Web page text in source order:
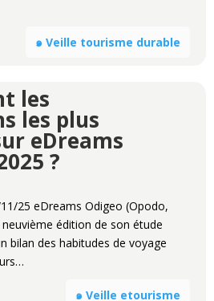
๑ Veille tourisme durable
les
les plus
eDreams
?
25 eDreams Odigeo (Opodo,
édition de son étude
bilan des habitudes de voyage
๑ Veille etourisme